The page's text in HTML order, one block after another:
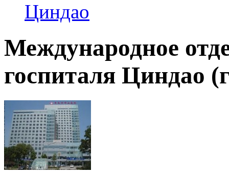
Циндао
Международное
госпиталя Циндао